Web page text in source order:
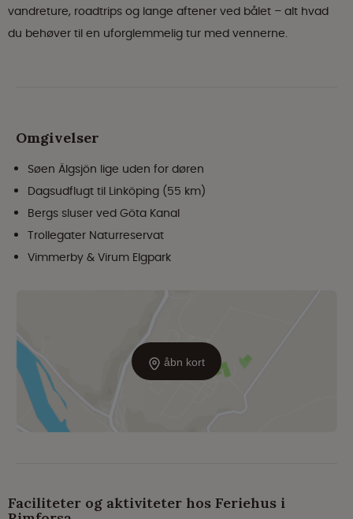
vandreture, roadtrips og lange aftener ved bålet – alt hvad
du behøver til en uforglemmelig tur med vennerne.
åbn kort
Omgivelser
Søen Älgsjön lige uden for døren
Dagsudflugt til Linköping (55 km)
Bergs sluser ved Göta Kanal
Trollegater Naturreservat
Vimmerby & Virum Elgpark
Faciliteter og aktiviteter hos Feriehus i